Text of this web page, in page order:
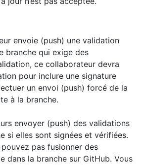
envoie (push) une validation
branche qui exige des
ce collaborateur devra
pour inclure une signature
un envoi (push) forcé de la
à la branche.
envoyer (push) des validations
si elles sont signées et vérifiées.
pas fusionner des
dans la branche sur GitHub. Vous